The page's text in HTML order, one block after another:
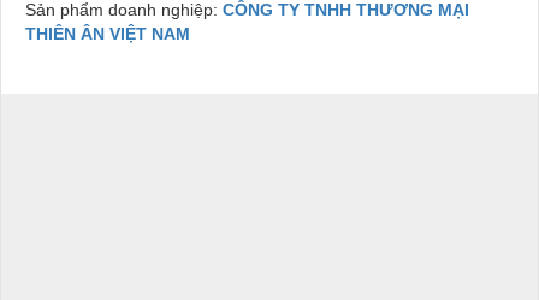
Sản phẩm doanh nghiệp: CÔNG TY TNHH THƯƠNG MẠI
THIÊN ÂN VIỆT NAM